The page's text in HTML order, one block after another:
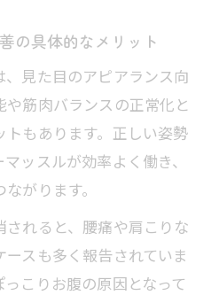
整体的内臓下垂対策の実
する内臓位置戻しトレー
臓ストレッチの日常習
す期間と整体のサポート
の具体的なメリット
見た目のアピアランス向
や筋肉バランスの正常化と
もあります。正しい姿勢
ッスルが効率よく働き、
がります。
れると、腰痛や肩こりな
スも多く報告されていま
こりお腹の原因となって